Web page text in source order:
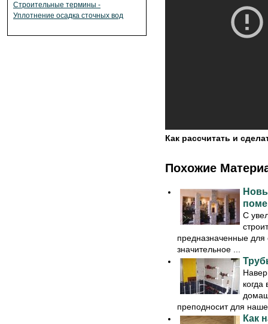
Строительные термины -
Уплотнение осадка сточных вод
Как рассчитать и
Похожие
С
предназначенные
значительное ...
преподносит для
Как